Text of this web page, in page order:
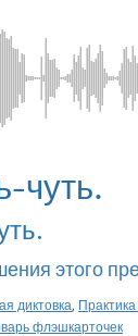
чуть.
этого
диктовка,
флэшкарточек